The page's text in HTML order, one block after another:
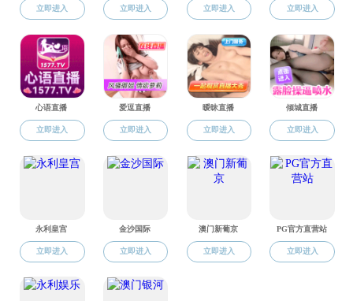
地址：西安市长安区东祥路1号西北工业大学长安校区
电话：029-88431652
邮箱：phys@xbazb.com 邮编：710129
国内外相关学院 国内外学会和中心